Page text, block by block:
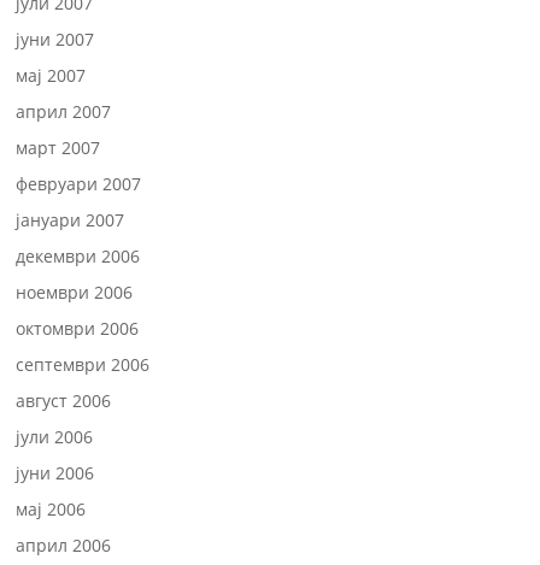
јуни 2007
мај 2007
април 2007
март 2007
февруари 2007
јануари 2007
декември 2006
ноември 2006
октомври 2006
септември 2006
август 2006
јули 2006
јуни 2006
мај 2006
април 2006